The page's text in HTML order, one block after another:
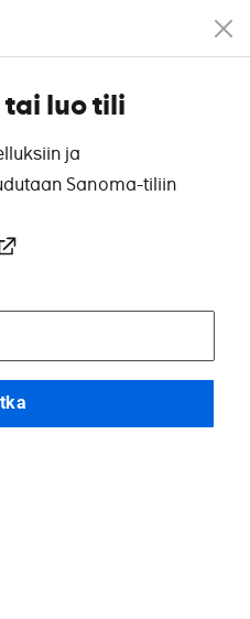
luo tili
ja
Sanoma-tiliin